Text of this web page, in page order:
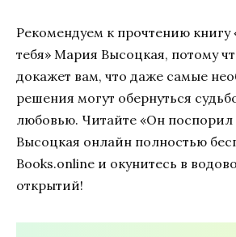
Рекомендуем к прочтению
тебя» Мария Высоцкая, потому
докажет вам, что даже самые
решения могут обернуться
любовью. Читайте «Он поспорил
Высоцкая онлайн полностью
Books.online и окунитесь в
открытий!